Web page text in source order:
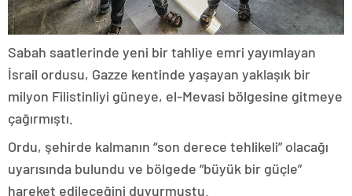
Sabah saatlerinde yeni bir tahliye emri yayımlayan
İsrail ordusu, Gazze kentinde yaşayan yaklaşık bir
milyon Filistinliyi güneye, el-Mevasi bölgesine gitmeye
çağırmıştı.
Ordu, şehirde kalmanın “son derece tehlikeli” olacağı
uyarısında bulundu ve bölgede “büyük bir güçle”
hareket edileceğini duyurmuştu.